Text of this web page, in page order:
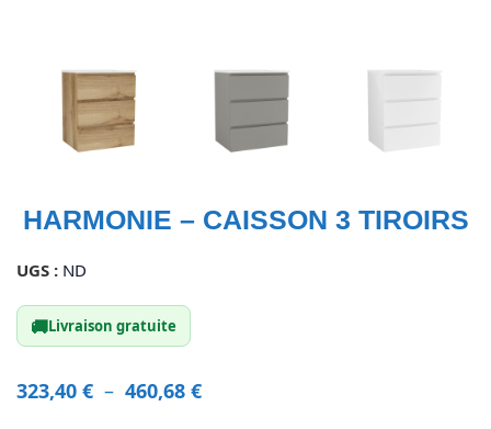
HARMONIE – CAISSON 3 TIROIRS
UGS : ND
🚚Livraison gratuite
323,40 € – 460,68 €